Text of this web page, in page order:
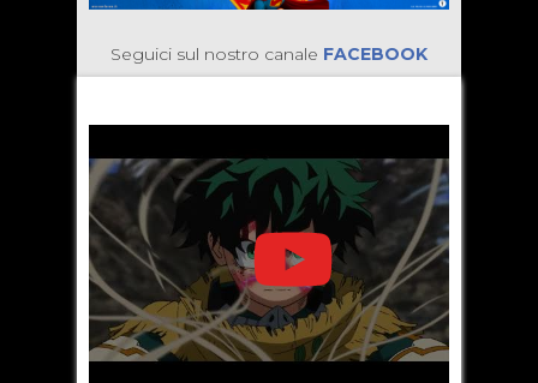
Seguici sul nostro canale FACEBOOK